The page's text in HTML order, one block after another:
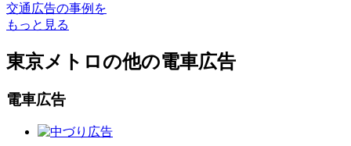
交通広告の事例を
もっと見る
東京メトロの他の電車広告
電車広告